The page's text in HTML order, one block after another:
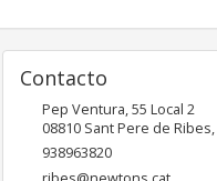
Contacto
Pep Ventura, 55 Local 2
08810 Sant Pere de Ribes,
938963820